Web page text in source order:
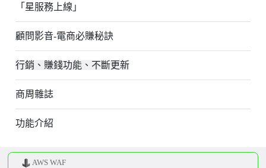
「星服務上線」
顧問影音-電商必賺秘訣
行銷、賺錢功能、不斷更新
商周雜誌
功能介紹
AWS WAF